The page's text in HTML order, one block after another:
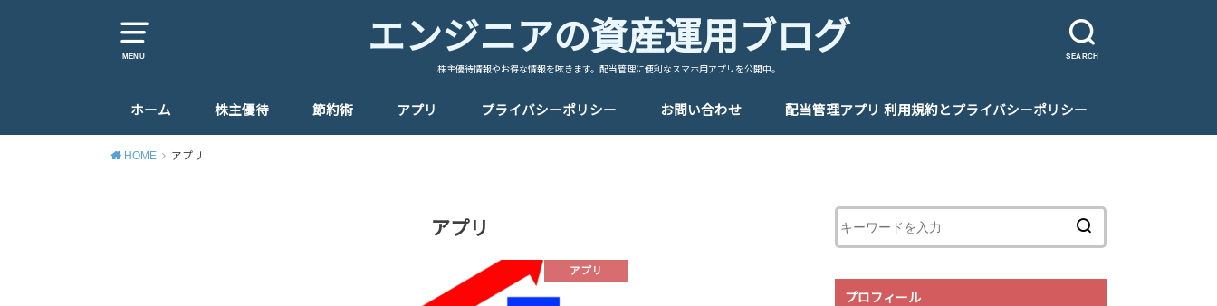
MENU SEARCH
エンジニアの資産運用ブログ
株主優待情報やお得な情報を呟きます。配当管理に便利なスマホ用アプリを公開中。
ホーム 株主優待 節約術 アプリ プライバシーポリシー お問い合わせ 配当管理アプリ 利用規約とプライバシーポリシー
HOME アプリ
アプリ
アプリ
プロフィール